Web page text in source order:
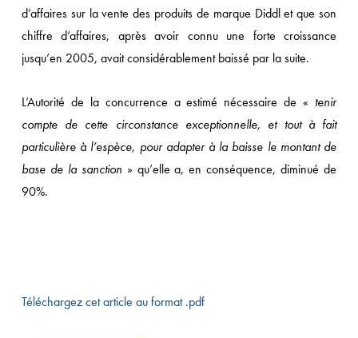
d’affaires sur la vente des produits de marque Diddl et que son
chiffre d’affaires, après avoir connu une forte croissance
jusqu’en 2005, avait considérablement baissé par la suite.
L’Autorité de la concurrence a estimé nécessaire de « tenir
compte de cette circonstance exceptionnelle, et tout à fait
particulière à l’espèce, pour adapter à la baisse le montant de
base de la sanction » qu’elle a, en conséquence, diminué de
90%.
Téléchargez cet article au format .pdf